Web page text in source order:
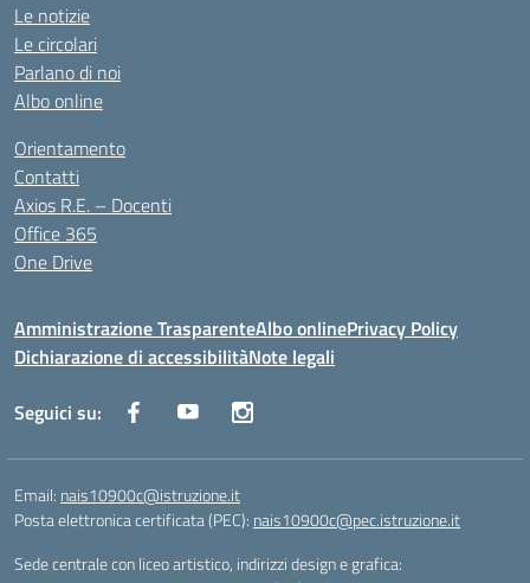
Le notizie
Le circolari
Parlano di noi
Albo online
Orientamento
Contatti
Axios R.E. – Docenti
Office 365
One Drive
Amministrazione TrasparenteAlbo onlinePrivacy Policy
Dichiarazione di accessibilitàNote legali
Seguici su:
Email: nais10900c@istruzione.it
Posta elettronica certificata (PEC): nais10900c@pec.istruzione.it
Sede centrale con liceo artistico, indirizzi design e grafica: